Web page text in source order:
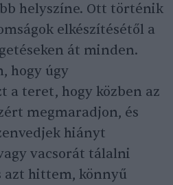
helyszíne. Ott történik
elkészítésétől a
át minden.
hogy úgy
a teret, hogy közben az
megmaradjon, és
hiányt
vacsorát tálalni
azt hittem, könnyű